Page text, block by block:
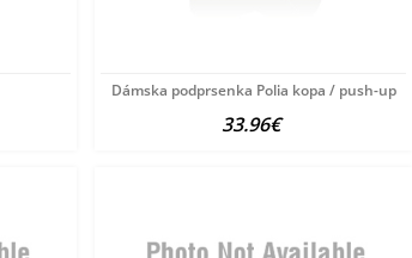
Dámska podprsenka Polia kopa / push-up
33.96€